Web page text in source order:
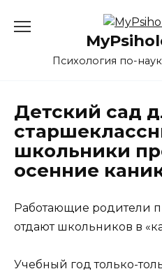
Психология по-
Детский сад
школьники
осенние
Работающие родители
отдают школьников в
Учебный год только-